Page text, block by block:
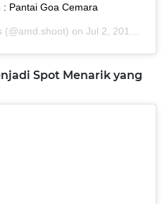
Pantai Goa Cemara
(@amd.shoot) on Jul 2, 2019 at 5:20am PDT
Spot Menarik yang